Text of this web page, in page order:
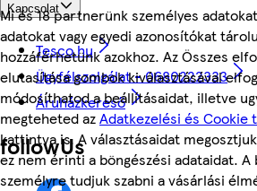
Mi és 18 partnerünk személyes
adatokat vagy egyedi azonosítókat
hozzáférhetünk azokhoz. Az Összes
elutasítása gombok kiválasztásával
módosíthatod a beállításaidat, illetve
megteheted azAdatkezelési és Cookie
kattintva is. A választásaidat
ez nem érinti a böngészési adataidat. A
személyre tudjuk szabni a vásárlási
Kapcsolat
Tesco.hu
Ügyfélszolgálat - 0680222333
Áruházkereső
followUs